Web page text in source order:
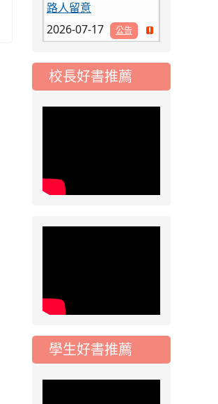
2026-07-17
公告-115年桃園市運
梅區代表選手 集訓及
比賽通知
115學年度課後照顧
2026-08-03
重要
2026-07-31
學校對面建案申請8
月份「施工車輛臨
停」一案，請各位用
路人留意
校長好書推薦
學生好書推薦